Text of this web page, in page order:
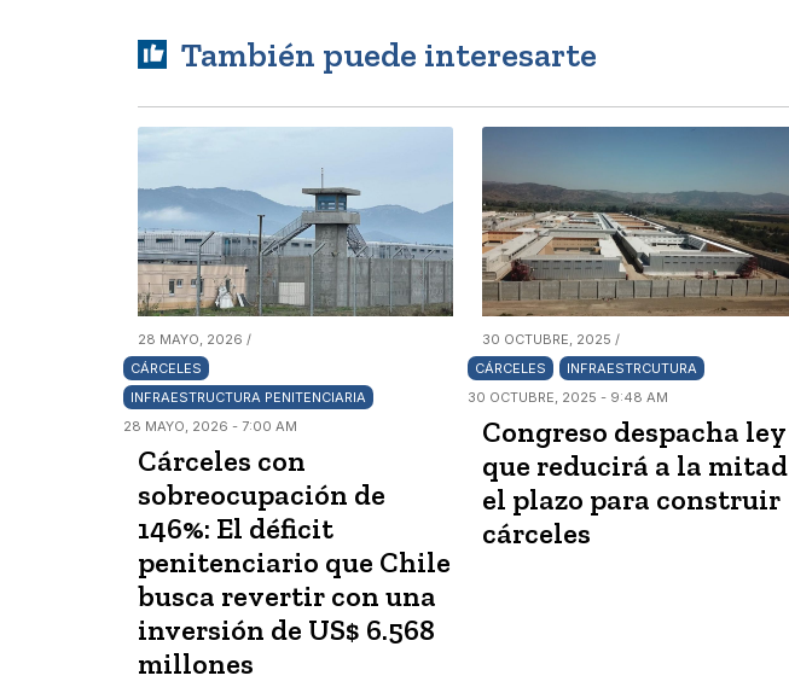
También puede interesarte
28 MAYO, 2026 /
CÁRCELES
INFRAESTRUCTURA PENITENCIARIA
28 MAYO, 2026 - 7:00 AM
Cárceles con
sobreocupación de
146%: El déficit
penitenciario que Chile
busca revertir con una
inversión de US$ 6.568
millones
30 OCTUBRE, 2025 /
CÁRCELES
INFRAESTRCUTURA
30 OCTUBRE, 2025 - 9:48 AM
Congreso despacha ley
que reducirá a la mitad
el plazo para construir
cárceles